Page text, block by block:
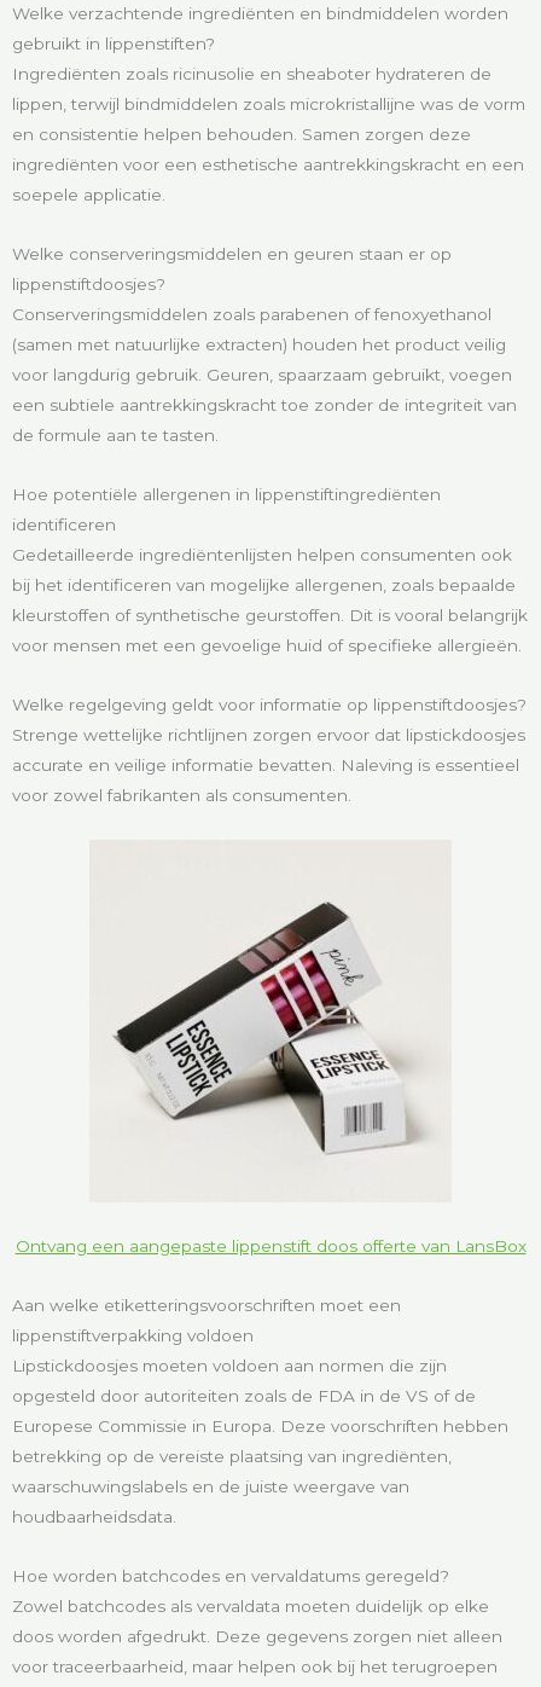
Welke verzachtende ingrediënten en bindmiddelen worden
gebruikt in lippenstiften?
Ingrediënten zoals ricinusolie en sheaboter hydrateren de
lippen, terwijl bindmiddelen zoals microkristallijne was de vorm
en consistentie helpen behouden. Samen zorgen deze
ingrediënten voor een esthetische aantrekkingskracht en een
soepele applicatie.
Welke conserveringsmiddelen en geuren staan er op
lippenstiftdoosjes?
Conserveringsmiddelen zoals parabenen of fenoxyethanol
(samen met natuurlijke extracten) houden het product veilig
voor langdurig gebruik. Geuren, spaarzaam gebruikt, voegen
een subtiele aantrekkingskracht toe zonder de integriteit van
de formule aan te tasten.
Hoe potentiële allergenen in lippenstiftingrediënten
identificeren
Gedetailleerde ingrediëntenlijsten helpen consumenten ook
bij het identificeren van mogelijke allergenen, zoals bepaalde
kleurstoffen of synthetische geurstoffen. Dit is vooral belangrijk
voor mensen met een gevoelige huid of specifieke allergieën.
Welke regelgeving geldt voor informatie op lippenstiftdoosjes?
Strenge wettelijke richtlijnen zorgen ervoor dat lipstickdoosjes
accurate en veilige informatie bevatten. Naleving is essentieel
voor zowel fabrikanten als consumenten.
Ontvang een aangepaste lippenstift doos offerte van LansBox
Aan welke etiketteringsvoorschriften moet een
lippenstiftverpakking voldoen
Lipstickdoosjes moeten voldoen aan normen die zijn
opgesteld door autoriteiten zoals de FDA in de VS of de
Europese Commissie in Europa. Deze voorschriften hebben
betrekking op de vereiste plaatsing van ingrediënten,
waarschuwingslabels en de juiste weergave van
houdbaarheidsdata.
Hoe worden batchcodes en vervaldatums geregeld?
Zowel batchcodes als vervaldata moeten duidelijk op elke
doos worden afgedrukt. Deze gegevens zorgen niet alleen
voor traceerbaarheid, maar helpen ook bij het terugroepen